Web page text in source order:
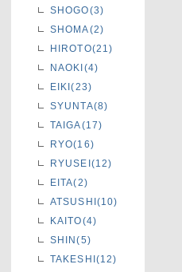
SHOGO(3)
SHOMA(2)
HIROTO(21)
NAOKI(4)
EIKI(23)
SYUNTA(8)
TAIGA(17)
RYO(16)
RYUSEI(12)
EITA(2)
ATSUSHI(10)
KAITO(4)
SHIN(5)
TAKESHI(12)